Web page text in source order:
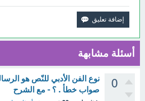
أسئلة مشابهة
0
نوع الفن الأدبي للنّص هو
صواب خطأ . ؟ - مع الشرح